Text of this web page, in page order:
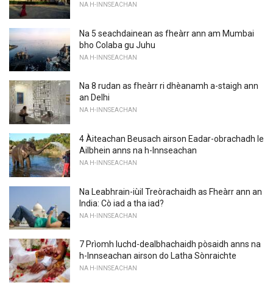
NA H-INNSEACHAN
Na 5 seachdainean as fheàrr ann am Mumbai
bho Colaba gu Juhu
NA H-INNSEACHAN
Na 8 rudan as fheàrr ri dhèanamh a-staigh ann
an Delhi
NA H-INNSEACHAN
4 Àiteachan Beusach airson Eadar-obrachadh le
Ailbhein anns na h-Innseachan
NA H-INNSEACHAN
Na Leabhrain-iùil Treòrachaidh as Fheàrr ann an
India: Cò iad a tha iad?
NA H-INNSEACHAN
7 Prìomh luchd-dealbhachaidh pòsaidh anns na
h-Innseachan airson do Latha Sònraichte
NA H-INNSEACHAN